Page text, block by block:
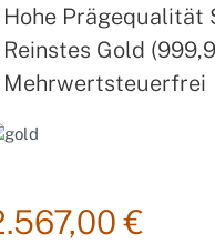
Hohe Prägequalität
Reinstes Gold
Mehrwertsteuerfrei
€